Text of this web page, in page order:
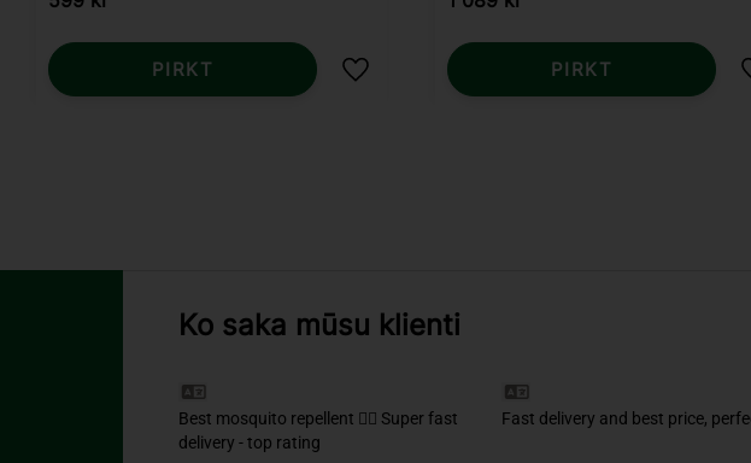
Pievienot vēlmjām
PIRKT PIRKT
Ko saka mūsu klienti